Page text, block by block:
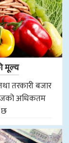
मूल्य
तरकारी बजार
अधिकतम
छ